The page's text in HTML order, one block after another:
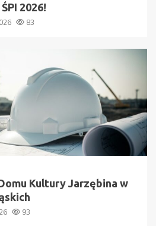
2026!
83
Kultury Jarzębina w
93